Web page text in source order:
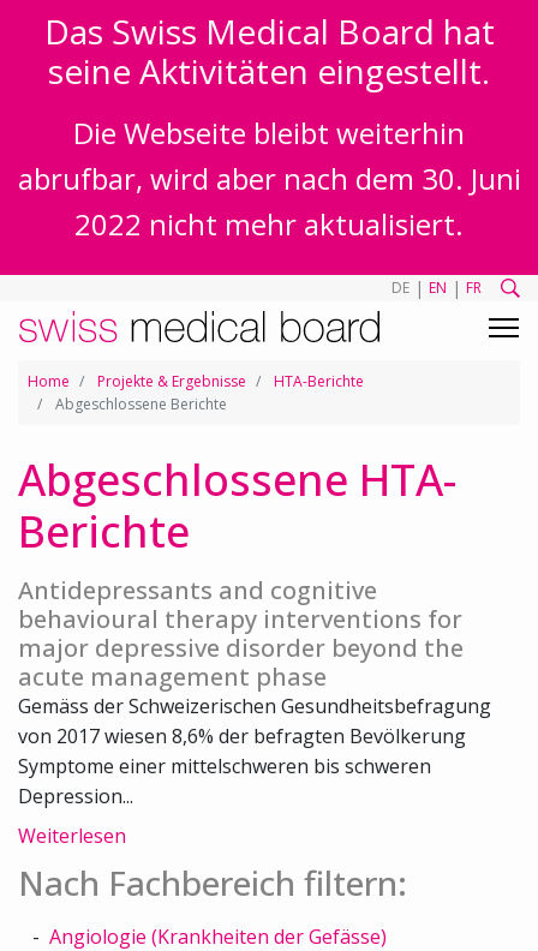
Das Swiss Medical Board hat
seine Aktivitäten eingestellt.
Die Webseite bleibt weiterhin
abrufbar, wird aber nach dem 30. Juni
2022 nicht mehr aktualisiert.
DE | EN | FR
Home Projekte & Ergebnisse
HTA-Berichte
Abgeschlossene Berichte
Abgeschlossene HTA-
Berichte
Antidepressants and cognitive
behavioural therapy interventions for
major depressive disorder beyond the
acute management phase
Gemäss der Schweizerischen Gesundheitsbefragung
von 2017 wiesen 8,6% der befragten Bevölkerung
Symptome einer mittelschweren bis schweren
Depression...
Weiterlesen
Nach Fachbereich filtern:
Angiologie (Krankheiten der Gefässe)